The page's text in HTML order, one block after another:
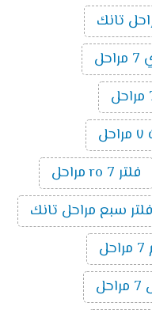
فلتر ro 7 مراحل
فلتر سبع مراحل تانك